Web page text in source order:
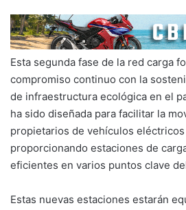
Esta segunda fase de la red carga
compromiso continuo con la
de infraestructura ecológica en el
ha sido diseñada para facilitar la
propietarios de vehículos eléctricos
proporcionando estaciones de
eficientes en varios puntos clave
Estas nuevas estaciones estarán